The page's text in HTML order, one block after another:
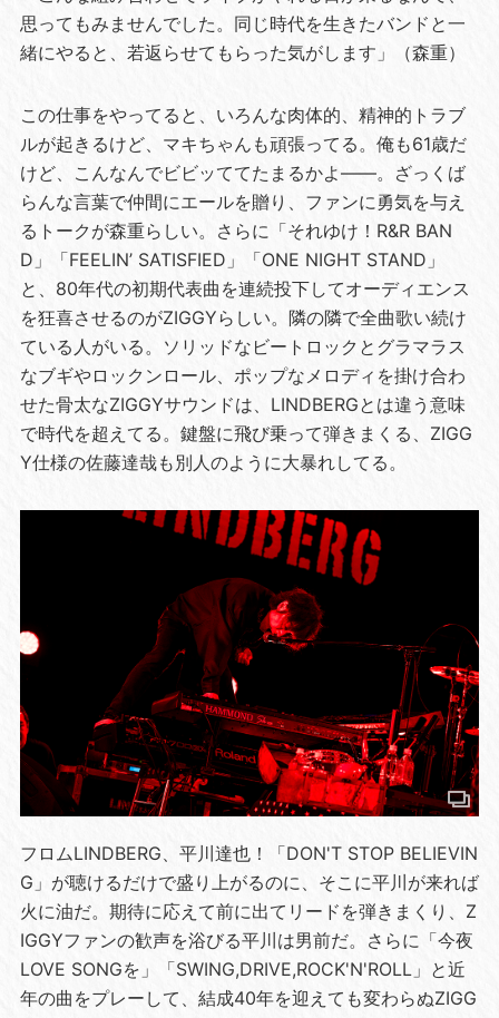
思ってもみませんでした。同じ時代を生きたバンドと一
緒にやると、若返らせてもらった気がします」（森重）
この仕事をやってると、いろんな肉体的、精神的トラブ
ルが起きるけど、マキちゃんも頑張ってる。俺も61歳だ
けど、こんなんでビビッててたまるかよ――。ざっくば
らんな言葉で仲間にエールを贈り、ファンに勇気を与え
るトークが森重らしい。さらに「それゆけ！R&R BAN
D」「FEELIN’ SATISFIED」「ONE NIGHT STAND」
と、80年代の初期代表曲を連続投下してオーディエンス
を狂喜させるのがZIGGYらしい。隣の隣で全曲歌い続け
ている人がいる。ソリッドなビートロックとグラマラス
なブギやロックンロール、ポップなメロディを掛け合わ
せた骨太なZIGGYサウンドは、LINDBERGとは違う意味
で時代を超えてる。鍵盤に飛び乗って弾きまくる、ZIGG
Y仕様の佐藤達哉も別人のように大暴れしてる。
フロムLINDBERG、平川達也！「DON'T STOP BELIEVIN
G」が聴けるだけで盛り上がるのに、そこに平川が来れば
火に油だ。期待に応えて前に出てリードを弾きまくり、Z
IGGYファンの歓声を浴びる平川は男前だ。さらに「今夜
LOVE SONGを」「SWING,DRIVE,ROCK'N'ROLL」と近
年の曲をプレーして、結成40年を迎えても変わらぬZIGG